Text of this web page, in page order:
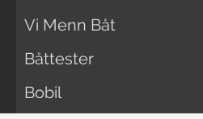
Vi Menn Båt
Båttester
Bobil